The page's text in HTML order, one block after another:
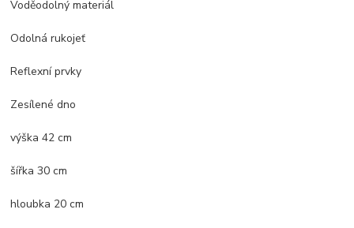
Voděodolný materiál
Odolná rukojeť
Reflexní prvky
Zesílené dno
výška 42 cm
šířka 30 cm
hloubka 20 cm